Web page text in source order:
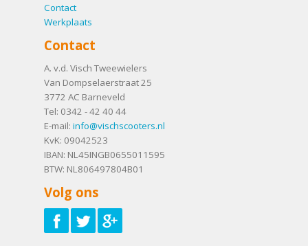
Contact
Werkplaats
Contact
A. v.d. Visch Tweewielers
Van Dompselaerstraat 25
3772 AC Barneveld
Tel: 0342 - 42 40 44
E-mail: info@vischscooters.nl
KvK: 09042523
IBAN: NL45INGB0655011595
BTW: NL806497804B01
Volg ons